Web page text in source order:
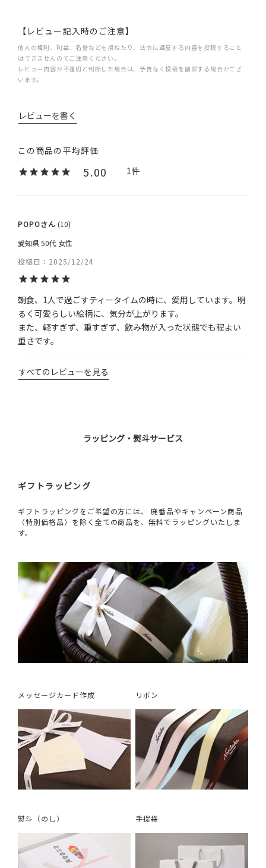
【レビュー記入時のご注意】
他人の権利、利益、名誉などを損ねたり、法令に違反する内容を投稿すること
はできませんのでご注意ください。
レビュー内容が不適切と判断した場合は、予告なく投稿を削除する場合がござ
います。
5.00 1
POPO
10
愛知県50代 女性
投稿日
2025/12/24
朝食、1人で過ごすティータイムの時に、愛用しています。明
るく可愛らしい絵柄に、気分が上がります。
また、軽すぎず、重すぎず、飲み物が入った状態でも程よい
重さです。
すべてのレビューを見る
レビューを書く
ラッピング・熨斗サービス
ギフトラッピング
ギフトラッピングをご希望の方には、 廃番品やキャンペーン商品
（特別価格品）を除く全ての商品を、無料でラッピングいたしま
す。
メッセージカード作成 リボン
熨斗（のし） 手提袋